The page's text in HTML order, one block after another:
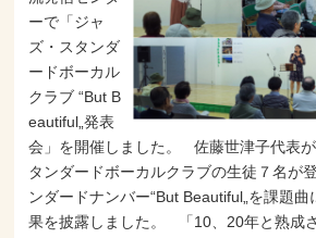
ーで「ジャ
ズ・スタンダ
ードボーカル
クラブ “But B
eautiful„発表
会」を開催しました。 佐藤世津子代表
タンダードボーカルクラブの生徒７名が
ンダードナンバー“But Beautiful„を課題
果を披露しました。 「10、20年と熟成